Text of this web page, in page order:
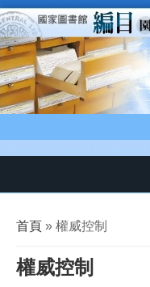
移至主內容
您在這裡
首頁 » 權威控制
權威控制